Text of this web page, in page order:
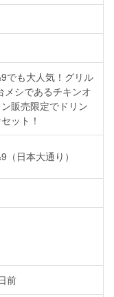
でも大人気！グリル
メシであるチキンオ
販売限定でドリン
ット！
日本大通り）
前